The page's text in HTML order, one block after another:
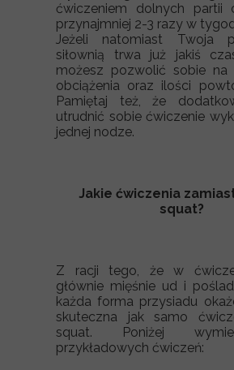
ćwiczeniem dolnych partii
przynajmniej 2-3 razy w
Jeżeli natomiast Twoja
siłownią trwa już jakiś
możesz pozwolić sobie na
obciążenia oraz ilości
Pamiętaj też, że
utrudnić sobie ćwiczenie
jednej nodze.
Jakie ćwiczenia
squat?
Z racji tego, że w
głównie mięśnie ud i
każda forma przysiadu
skuteczna jak samo
squat. Poniżej
przykładowych ćwiczeń: